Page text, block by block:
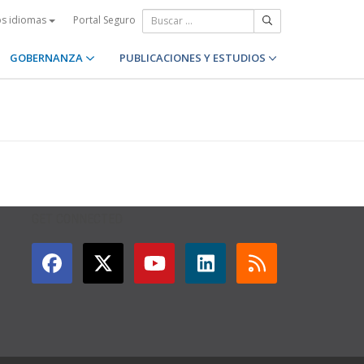
idiomas Portal Seguro
GOBERNANZA PUBLICACIONES Y ESTUDIOS